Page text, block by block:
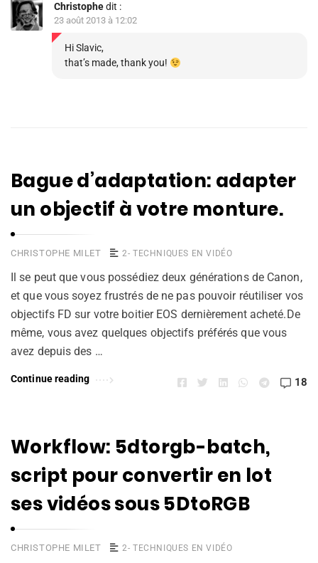
Christophedit :
23 août 2013 à 12:02
Hi Slavic,
that’s made, thank you!
Bague d’adaptation: adapter
un objectif à votre monture.
CHRISTOPHE MILET 2- TECHNIQUES EN VIDÉO
Il se peut que vous possédiez deux générations de Canon,
et que vous soyez frustrés de ne pas pouvoir réutiliser vos
objectifs FD sur votre boitier EOS dernièrement acheté.De
même, vous avez quelques objectifs préférés que vous
avez depuis des …
Continue reading 18
Workflow: 5dtorgb-batch,
script pour convertir en lot
ses vidéos sous 5DtoRGB
CHRISTOPHE MILET 2- TECHNIQUES EN VIDÉO